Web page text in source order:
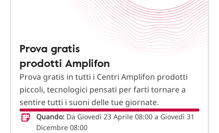
Prova gratis
prodotti Amplifon
Prova gratis in tutti i Centri Amplifon prodotti
piccoli, tecnologici pensati per farti tornare a
sentire tutti i suoni delle tue giornate.
Quando: Da Giovedì 23 Aprile 08:00 a Giovedì 31
Dicembre 08:00